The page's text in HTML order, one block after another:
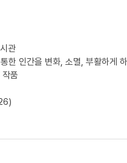
관
한 인간을 변화, 소멸, 부활하게
품